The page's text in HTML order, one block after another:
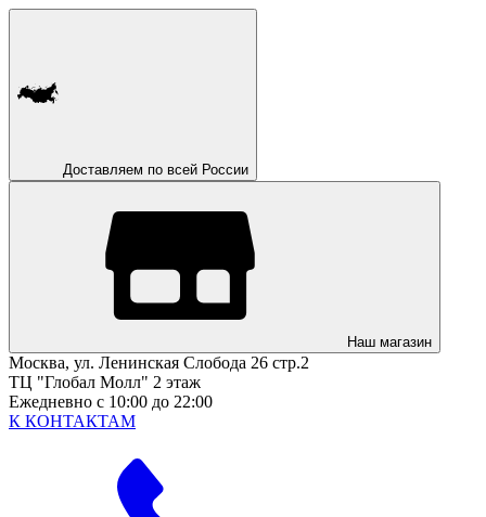
Доставляем по всей России
Наш магазин
Москва, ул. Ленинская Слобода 26 стр.2
ТЦ "Глобал Молл" 2 этаж
Ежедневно с 10:00 до 22:00
К КОНТАКТАМ